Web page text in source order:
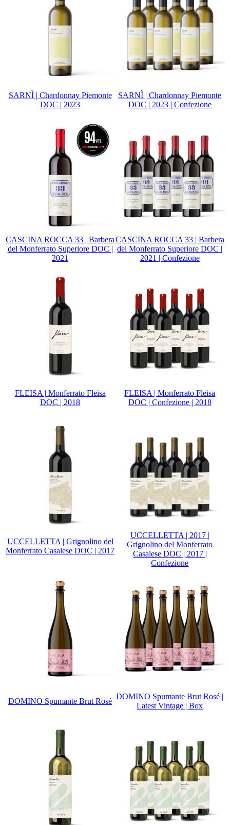
SARNÌ | Chardonnay Piemonte
DOC | 2023
SARNÌ | Chardonnay Piemonte
DOC | 2023 | Confezione
CASCINA ROCCA 33 | Barbera
del Monferrato Superiore DOC |
2021
CASCINA ROCCA 33 | Barbera
del Monferrato Superiore DOC |
2021 | Confezione
FLEISA | Monferrato Fleisa
DOC | 2018
FLEISA | Monferrato Fleisa
DOC | Confezione | 2018
UCCELLETTA | Grignolino del
Monferrato Casalese DOC | 2017
UCCELLETTA | 2017 |
Grignolino del Monferrato
Casalese DOC | 2017 |
Confezione
DOMINO Spumante Brut Rosé
DOMINO Spumante Brut Rosé |
Latest Vintage | Box